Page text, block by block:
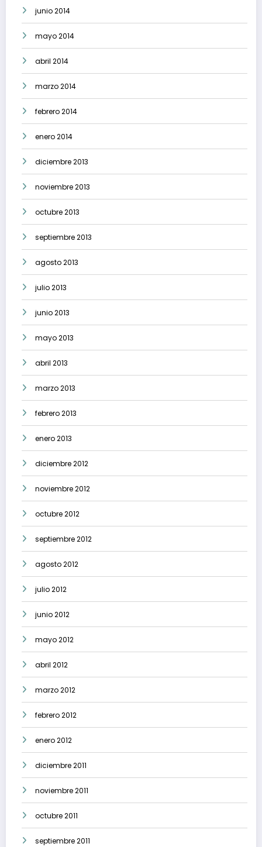
junio 2014
mayo 2014
abril 2014
marzo 2014
febrero 2014
enero 2014
diciembre 2013
noviembre 2013
octubre 2013
septiembre 2013
agosto 2013
julio 2013
junio 2013
mayo 2013
abril 2013
marzo 2013
febrero 2013
enero 2013
diciembre 2012
noviembre 2012
octubre 2012
septiembre 2012
agosto 2012
julio 2012
junio 2012
mayo 2012
abril 2012
marzo 2012
febrero 2012
enero 2012
diciembre 2011
noviembre 2011
octubre 2011
septiembre 2011